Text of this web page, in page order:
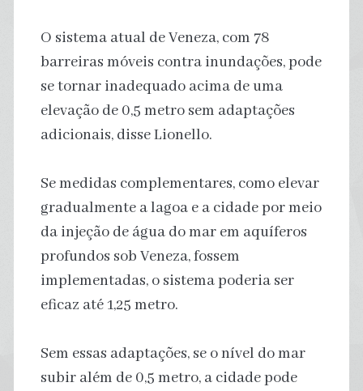
O sistema atual de Veneza, com 78
barreiras móveis contra inundações, pode
se tornar inadequado acima de uma
elevação de 0,5 metro sem adaptações
adicionais, disse Lionello.
Se medidas complementares, como elevar
gradualmente a lagoa e a cidade por meio
da injeção de água do mar em aquíferos
profundos sob Veneza, fossem
implementadas, o sistema poderia ser
eficaz até 1,25 metro.
Sem essas adaptações, se o nível do mar
subir além de 0,5 metro, a cidade pode